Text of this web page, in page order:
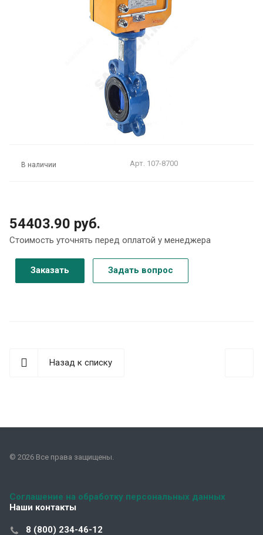
В наличии Арт. 107-8700
54403.90 руб.
Стоимость уточнять перед оплатой у менеджера
Заказать Задать вопрос
Назад к списку
© 2026 Все права защищены.
Соглашение на обработку персональных данных
Наши контакты
8 (800) 234-46-12